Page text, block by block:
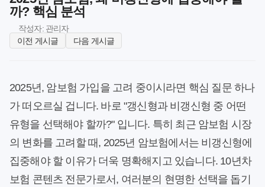
까? 핵심 분석
작성자: 관리자
이전 게시글
다음 게시글
2025년, 암보험 가입을 고려 중이시라면 핵심 질문 하나
가 떠오르실 겁니다. 바로 "갱신형과 비갱신형 중 어떤
유형을 선택해야 할까?" 입니다. 특히 최근 암보험 시장
의 변화를 고려할 때, 2025년 암보험에서는 비갱신형에
집중해야 할 이유가 더욱 명확해지고 있습니다. 10년차
보험 콘텐츠 전문가로서, 여러분의 현명한 선택을 돕기